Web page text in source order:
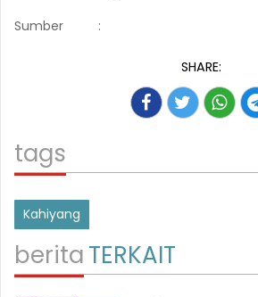
Sumber :
SHARE:
tags
Kahiyang
beritaTERKAIT